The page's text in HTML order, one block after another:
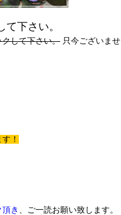
て下さい。
して下さい。 只今ございませ
！
き 、ご一読お願い致します。